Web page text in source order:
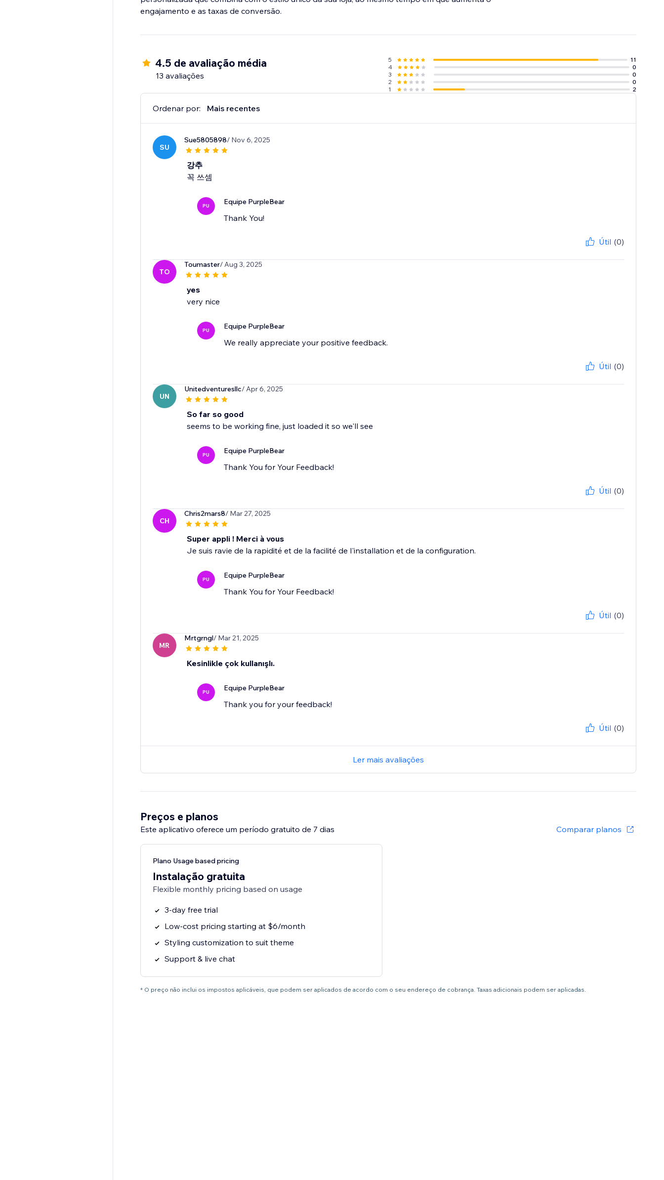
engajamento e as taxas de conversão.
4.5 de avaliação média
13 avaliações
5
11
4
0
3
0
2
0
1
2
Ordenar por: Mais recentes
SU
Sue5805898/ Nov 6, 2025
강추
꼭 쓰셈
PU Equipe PurpleBear
Thank You!
Útil (0)
TO
Toumaster/ Aug 3, 2025
yes
very nice
PU Equipe PurpleBear
We really appreciate your positive feedback.
Útil (0)
UN
Unitedventuresllc/ Apr 6, 2025
So far so good
seems to be working fine, just loaded it so we'll see
PU Equipe PurpleBear
Thank You for Your Feedback!
Útil (0)
CH
Chris2mars8/ Mar 27, 2025
Super appli ! Merci à vous
Je suis ravie de la rapidité et de la facilité de l'installation et de la configuration.
PU Equipe PurpleBear
Thank You for Your Feedback!
Útil (0)
MR
Mrtgrngl/ Mar 21, 2025
Kesinlikle çok kullanışlı.
PU Equipe PurpleBear
Thank you for your feedback!
Útil (0)
Ler mais avaliações
Preços e planos
Este aplicativo oferece um período gratuito de 7 dias Comparar planos
Plano Usage based pricing
Instalação gratuita
Flexible monthly pricing based on usage
3-day free trial
Low-cost pricing starting at $6/month
Styling customization to suit theme
Support & live chat
* O preço não inclui os impostos aplicáveis, que podem ser aplicados de acordo com o seu endereço de cobrança. Taxas adicionais podem ser aplicadas.